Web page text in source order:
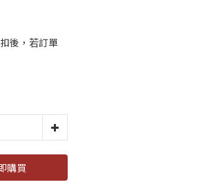
後，若訂單
購買